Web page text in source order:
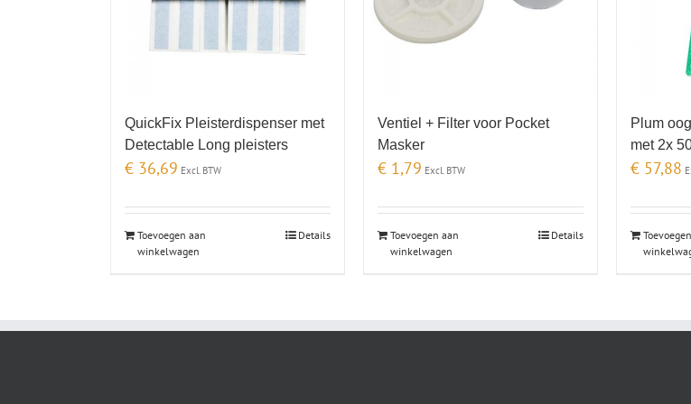
QuickFix Pleisterdispenser met
Detectable Long pleisters
€ 36,69 Excl. BTW
Toevoegen aan
winkelwagen
Details
Ventiel + Filter voor Pocket
Masker
€ 1,79 Excl. BTW
Toevoegen aan
winkelwagen
Details
Plum
met 2x
€ 57,88